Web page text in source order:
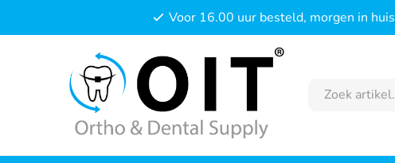
Voor 16.00 uur besteld, morgen in huis